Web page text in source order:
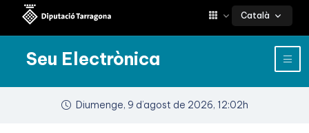
Català
Seu Electrònica
Diumenge, 9 d’agost de 2026, 12:02h